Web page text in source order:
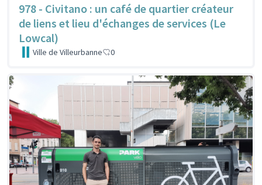
978 - Civitano : un café de quartier créateur
de liens et lieu d'échanges de services (Le
Lowcal)
Ville de Villeurbanne 0